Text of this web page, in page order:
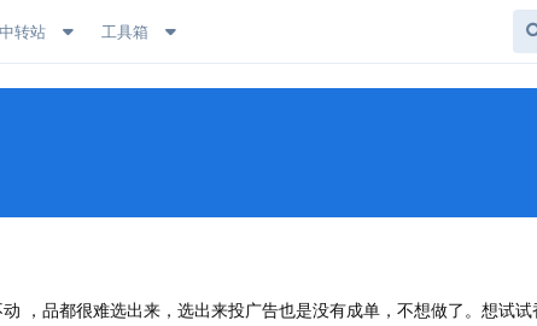
转站 工具箱
，品都很难选出来，选出来投广告也是没有成单，不想做了。想试